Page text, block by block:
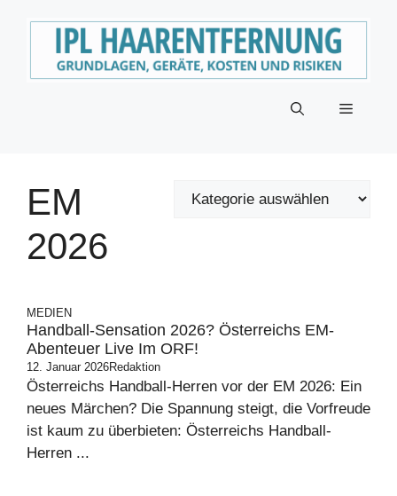
Menü
EM
2026
MEDIEN
Handball-Sensation 2026? Österreichs EM-
Abenteuer Live Im ORF!
12. Januar 2026Redaktion
Österreichs Handball-Herren vor der EM 2026: Ein
neues Märchen? Die Spannung steigt, die Vorfreude
ist kaum zu überbieten: Österreichs Handball-
Herren ...